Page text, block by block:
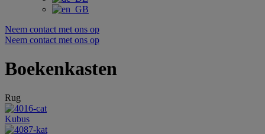
Neem contact met ons op
Neem contact met ons op
Boekenkasten
Rug
Kubus